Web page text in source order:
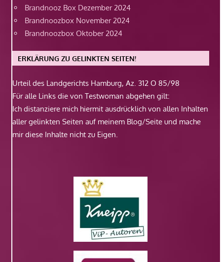
Brandnooz Box Dezember 2024
Brandnoozbox November 2024
Brandnoozbox Oktober 2024
ERKLÄRUNG ZU GELINKTEN SEITEN!
Urteil des Landgerichts Hamburg, Az. 312 O 85/98
Für alle Links die von Testwoman abgehen gilt:
Ich distanziere mich hiermit ausdrücklich von allen Inhalten
aller gelinkten Seiten auf meinem Blog/Seite und mache
mir diese Inhalte nicht zu Eigen.